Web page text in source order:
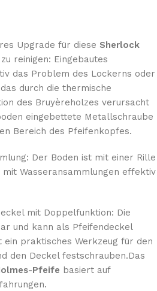
Upgrade für diese Sherlock
reinigen: Eingebautes
das Problem des Lockerns oder
durch die thermische
des Bruyèreholzes verursacht
eingebettete Metallschraube
Bereich des Pfeifenkopfes.
Der Boden ist mit einer Rille
Wasseransammlungen effektiv
mit Doppelfunktion: Die
und kann als Pfeifendeckel
praktisches Werkzeug für den
den Deckel festschrauben.Das
Pfeife basiert auf